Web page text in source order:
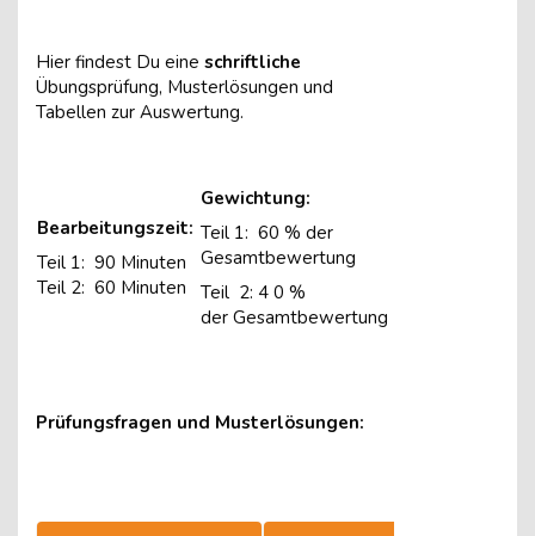
Hier findest Du eine schriftliche
Übungsprüfung, Musterlösungen und
Tabellen zur Auswertung.
Bearbeitungszeit:
Teil 1: 90 Minuten
Teil 2: 60 Minuten
Gewichtung:
Teil 1: 60 % der
Gesamtbewertung
Teil 2: 4 0 %
der Gesamtbewertung
Prüfungsfragen und Musterlösungen: